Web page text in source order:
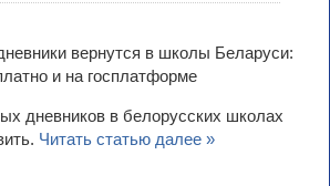
дневников в белорусских школах
Читать статью далее »